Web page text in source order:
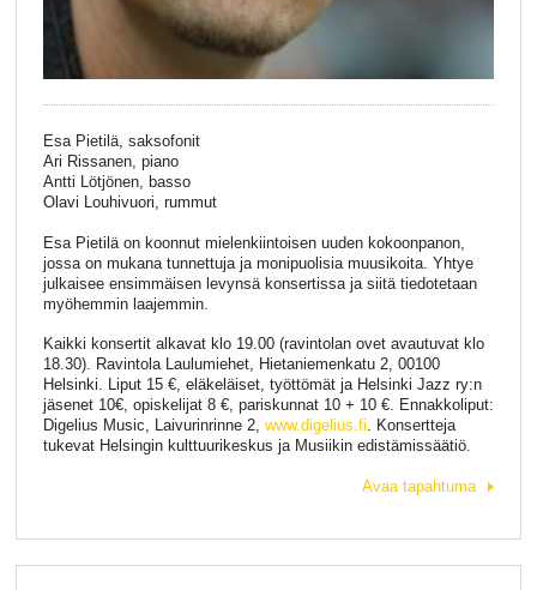
Esa Pietilä, saksofonit
Ari Rissanen, piano
Antti Lötjönen, basso
Olavi Louhivuori, rummut
Esa Pietilä on koonnut mielenkiintoisen uuden kokoonpanon,
jossa on mukana tunnettuja ja monipuolisia muusikoita. Yhtye
julkaisee ensimmäisen levynsä konsertissa ja siitä tiedotetaan
myöhemmin laajemmin.
Kaikki konsertit alkavat klo 19.00 (ravintolan ovet avautuvat klo
18.30). Ravintola Laulumiehet, Hietaniemenkatu 2, 00100
Helsinki. Liput 15 €, eläkeläiset, työttömät ja Helsinki Jazz ry:n
jäsenet 10€, opiskelijat 8 €, pariskunnat 10 + 10 €. Ennakkoliput:
Digelius Music, Laivurinrinne 2, www.digelius.fi. Konsertteja
tukevat Helsingin kulttuurikeskus ja Musiikin edistämissäätiö.
Avaa tapahtuma